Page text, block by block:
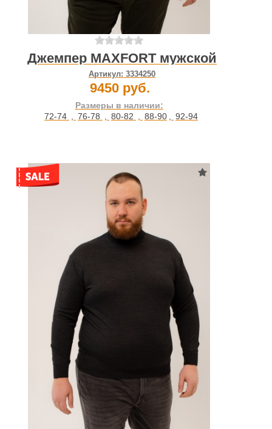
Джемпер MAXFORT мужской
Артикул: 3334250
9450 руб.
Размеры в наличии:
72-74 , 76-78 , 80-82 , 88-90 , 92-94